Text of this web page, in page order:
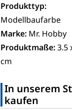
Produkttyp:
Modellbaufarbe
Marke: Mr. Hobby
Produktmaße: 3.5
cm
In unserem
kaufen